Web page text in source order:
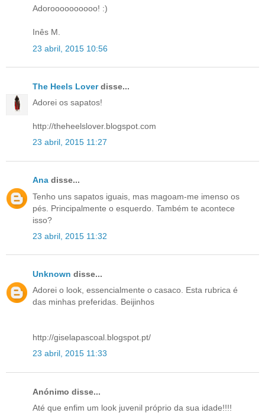
Adoroooooooooo! :)
Inês M.
23 abril, 2015 10:56
The Heels Loverdisse...
Adorei os sapatos!
http://theheelslover.blogspot.com
23 abril, 2015 11:27
Ana disse...
Tenho uns sapatos iguais, mas magoam-me imenso os
pés. Principalmente o esquerdo. Também te acontece
isso?
23 abril, 2015 11:32
Unknown disse...
Adorei o look, essencialmente o casaco. Esta rubrica é
das minhas preferidas. Beijinhos
http://giselapascoal.blogspot.pt/
23 abril, 2015 11:33
Anónimo disse...
Até que enfim um look juvenil próprio da sua idade!!!!